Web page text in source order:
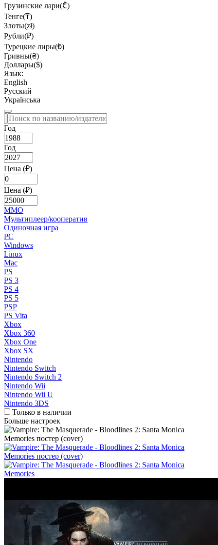
Грузинские лари(₾)
Тенге(₸)
Злоты(zł)
Рубли(₽)
Турецкие лиры(₺)
Гривны(₴)
Доллары($)
Язык:
English
Русский
Українська
Год
Год
Цена (₽)
Цена (₽)
MMO
Мультиплеер/кооператив
Одиночная игра
PC
Windows
Linux
Mac
PS
PS 3
PS 4
PS 5
PSP
PS Vita
Xbox
Xbox 360
Xbox One
Xbox SX
Nintendo
Nintendo Switch
Nintendo Switch 2
Nintendo Wii
Nintendo Wii U
Nintendo 3DS
Только в наличии
Больше настроек